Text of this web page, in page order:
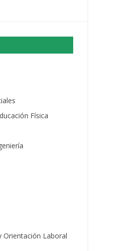
Física
Orientación Laboral